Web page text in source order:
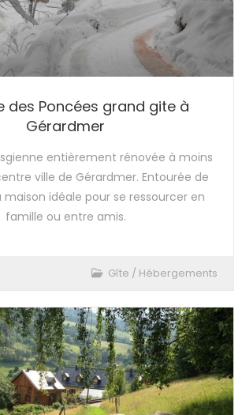
des Poncées grand gite à
Gérardmer
entièrement rénovée à moins
ville de Gérardmer. Entourée de
maison idéale pour se ressourcer en
famille ou entre amis.
Gîte / Hébergements